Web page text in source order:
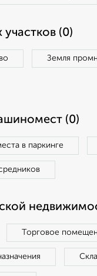
(0)
Земля
(0)
в паркинге
Торговое